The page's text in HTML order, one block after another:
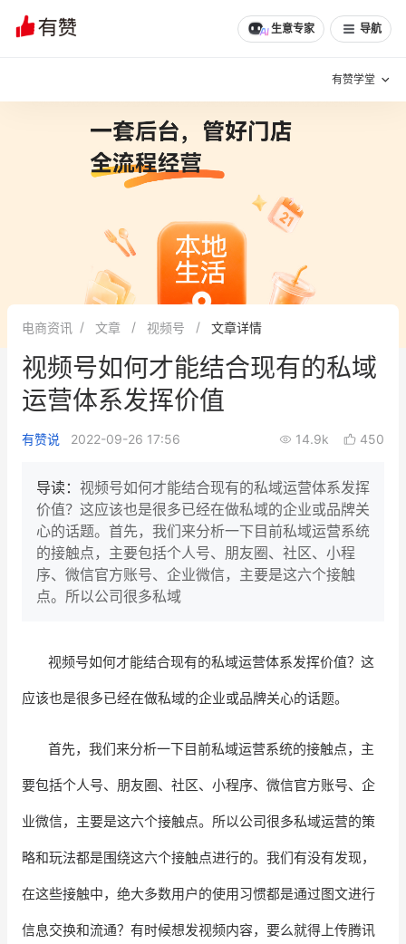
生意专家 导航
有赞学堂
增长方法
有赞专家说
新零售最佳实践
面对面聊增长
新零售大会 新零售茶会
增长产品指南
智库 产品场景库
产品更新动态
增长俱乐部
增长俱乐部 有赞商盟
商家社区 社群交流
文章 问诊 分享
电商资讯 文章 视频号 文章详情
视频号如何才能结合现有的私域
运营体系发挥价值
有赞说 2022-09-26 17:56 14.9k 450
导读： 视频号如何才能结合现有的私域运营体系发挥
价值？这应该也是很多已经在做私域的企业或品牌关
心的话题。首先，我们来分析一下目前私域运营系统
的接触点，主要包括个人号、朋友圈、社区、小程
序、微信官方账号、企业微信，主要是这六个接触
点。所以公司很多私域
视频号如何才能结合现有的私域运营体系发挥价值？这
应该也是很多已经在做私域的企业或品牌关心的话题。
首先，我们来分析一下目前私域运营系统的接触点，主
要包括个人号、朋友圈、社区、小程序、微信官方账号、企
业微信，主要是这六个接触点。所以公司很多私域运营的策
略和玩法都是围绕这六个接触点进行的。我们有没有发现，
在这些接触中，绝大多数用户的使用习惯都是通过图文进行
信息交换和流通？有时候想发视频内容，要么就得上传腾讯